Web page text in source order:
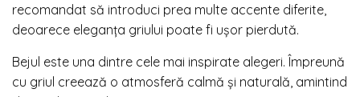
recomandat să introduci prea multe accente diferite,
deoarece eleganța griului poate fi ușor pierdută.
Bejul este una dintre cele mai inspirate alegeri. Împreună
cu griul creează o atmosferă calmă și naturală, amintind